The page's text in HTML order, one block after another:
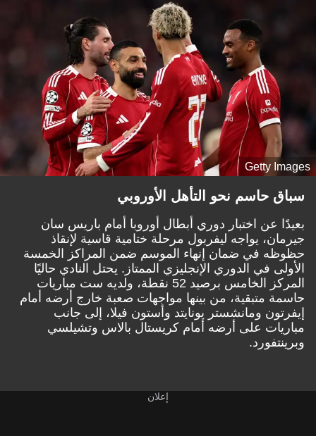
Getty Images
سباق حاسم نحو التأهل الأوروبي
بعيدًا عن اختبار دوري أبطال أوروبا أمام باريس سان
جيرمان، يواجه ليفربول مرحلة ختامية قاسية لإنقاذ
حظوظه في ضمان إنهاء الموسم ضمن المراكز الخمسة
الأولى في الدوري الإنجليزي الممتاز. يحتل النادي حاليًا
المركز الخامس برصيد 52 نقطة، ولديه ست مباريات
حاسمة متبقية، من بينها مواجهات صعبة خارج أرضه أمام
إيفرتون ومانشستر يونايتد وأستون فيلا، إلى جانب
مباريات على أرضه أمام كريستال بالاس وتشيلسي
وبرينتفورد.